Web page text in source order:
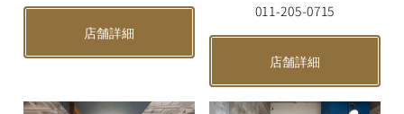
店舗詳細
011-205-0715
店舗詳細